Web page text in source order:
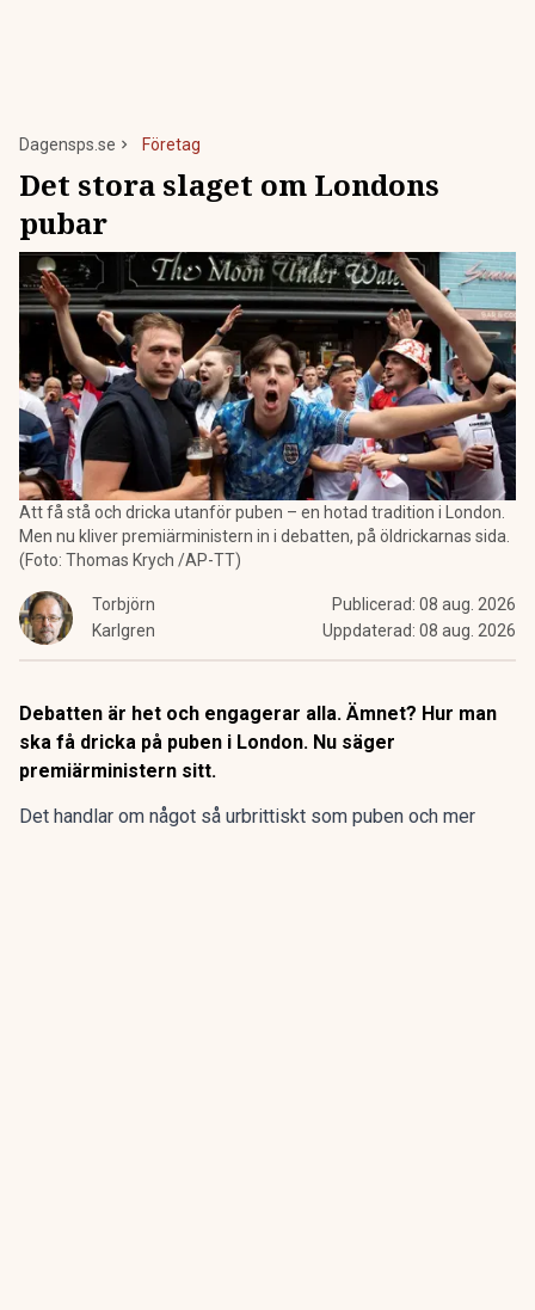
Dagensps.se Företag
Det stora slaget om Londons
pubar
Att få stå och dricka utanför puben – en hotad tradition i London.
Men nu kliver premiärministern in i debatten, på öldrickarnas sida.
(Foto: Thomas Krych /AP-TT)
Torbjörn
Karlgren
Publicerad: 08 aug. 2026
Uppdaterad: 08 aug. 2026
Debatten är het och engagerar alla. Ämnet? Hur man
ska få dricka på puben i London. Nu säger
premiärministern sitt.
Det handlar om något så urbrittiskt som puben och mer